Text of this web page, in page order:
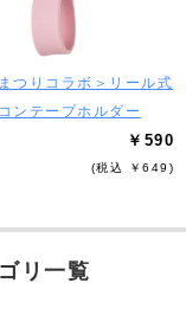
つりコラボ＞リール式
ンテープホルダー
￥590
(税込 ￥649)
リ一覧